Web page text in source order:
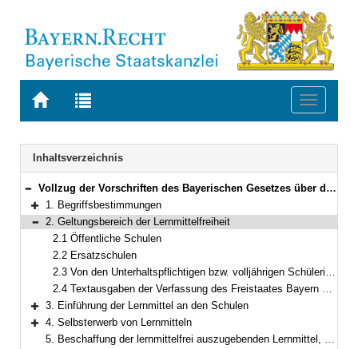
Zur
BAYERN.RECHT
Zur
letzten
Suche
Toggle
Navigation
Inhaltsverzeichnis
Bereich reduzieren
Vollzug der Vorschriften des Bayerischen Gesetzes über das Erziehungs- und Unterrichtswesen und des Bayerischen Schulfinanzierungsgesetzes über die Lernmittelfreiheit
Bereich erweitern
1. Begriffsbestimmungen
Bereich reduzieren
2. Geltungsbereich der Lernmittelfreiheit
2.1 Öffentliche Schulen
2.2 Ersatzschulen
2.3 Von den Unterhaltspflichtigen bzw. volljährigen Schülerinnen und Schülern zu beschaffende Lernmittel
2.4 Textausgaben der Verfassung des Freistaates Bayern und des Grundgesetzes für die Bundesrepublik Deutschland
Bereich erweitern
3. Einführung der Lernmittel an den Schulen
Bereich erweitern
4. Selbsterwerb von Lernmitteln
5. Beschaffung der lernmittelfrei auszugebenden Lernmittel, Bedarfsermittlung und Bedarfsdeckung